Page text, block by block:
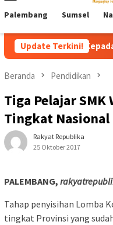
Mobile
Palembang Sumsel
Update Terkini!
Kepada KKKS
Beranda Pendidikan
Tiga Pelajar SMK
Tingkat Nasional
Rakyat Republika
25 Oktober 2017
PALEMBANG,
Tahap penyisihan Lomba
tingkat Provinsi yang